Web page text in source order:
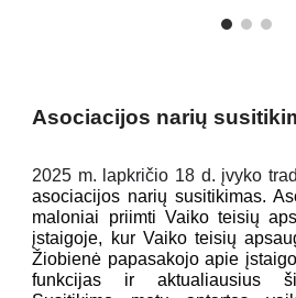
Asociacijos narių
2025 m. lapkričio 18 d. įvyko
asociacijos narių susitikimas.
maloniai priimti Vaiko teisių
įstaigoje, kur Vaiko teisių
Žiobienė papasakojo apie
funkcijas ir aktualiausius